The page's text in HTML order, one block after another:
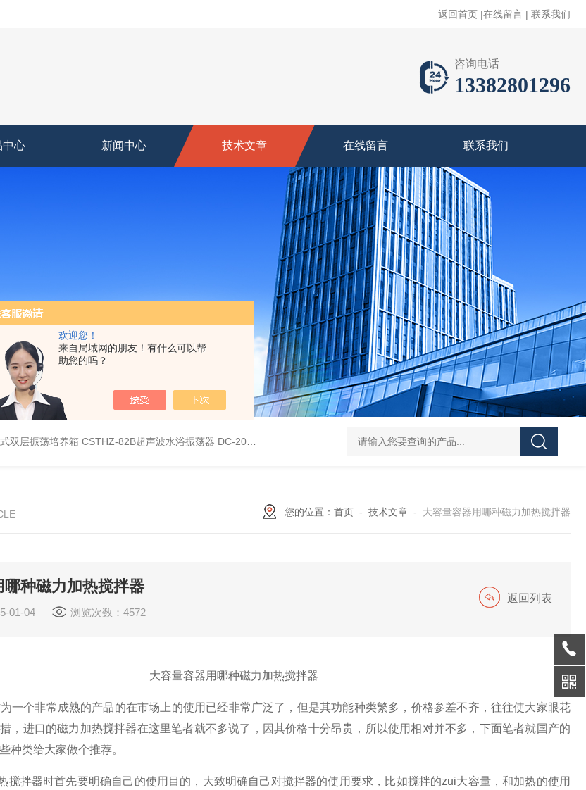
欢迎您！
来自局域网的朋友！有什么可以帮
助您的吗？
返回首页 |在线留言 | 联系我们
咨询电话
13382801296
中心 新闻中心 技术文章 在线留言 联系我们
双层振荡培养箱 CSTHZ-82B超声波水浴振荡器 DC-20L低温恒温水浴 HY-100L大容量恒温油浴锅 YHJ-20恒温搅拌油浴锅 YHJ-4D
您的位置： 首页 - 技术文章 - 大容量容器用哪种磁力加热搅拌器
哪种磁力加热搅拌器
01-04 浏览次数：4572
返回列表
大容量容器用哪种磁力加热搅拌器
一个非常成熟的产品的在市场上的使用已经非常广泛了，但是其功能种类繁多，价格参差不齐，往往使大家眼花
，进口的磁力加热搅拌器在这里笔者就不多说了，因其价格十分昂贵，所以使用相对并不多，下面笔者就国产的
种类给大家做个推荐。
搅拌器时首先要明确自己的使用目的，大致明确自己对搅拌器的使用要求，比如搅拌的zui大容量，和加热的使用